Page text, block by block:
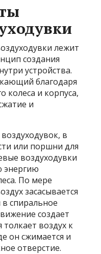
лежит
создания
устройства.
благодаря
колеса и корпуса,
и
в
или поршни для
воздуходувки
энергию
По мере
засасывается
в спиральное
создает
воздух к
он сжимается и
отверстие.